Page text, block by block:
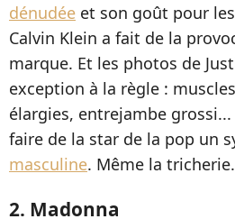
dénudée et son goût pour les
Calvin Klein a fait de la
marque. Et les photos de
exception à la règle :
élargies, entrejambe
faire de la star de la pop un
masculine. Même la tricherie.
2. Madonna